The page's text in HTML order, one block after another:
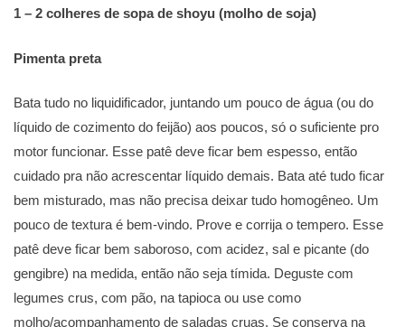
1 – 2 colheres de sopa de shoyu (molho de soja)
Pimenta preta
Bata tudo no liquidificador, juntando um pouco de água (ou do
líquido de cozimento do feijão) aos poucos, só o suficiente pro
motor funcionar. Esse patê deve ficar bem espesso, então
cuidado pra não acrescentar líquido demais. Bata até tudo ficar
bem misturado, mas não precisa deixar tudo homogêneo. Um
pouco de textura é bem-vindo. Prove e corrija o tempero. Esse
patê deve ficar bem saboroso, com acidez, sal e picante (do
gengibre) na medida, então não seja tímida. Deguste com
legumes crus, com pão, na tapioca ou use como
molho/acompanhamento de saladas cruas. Se conserva na